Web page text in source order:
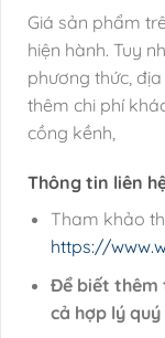
Giá sản phẩm
hiện hành. Tuy
phương thức,
thêm chi phí
cồng kềnh,
Thông tin liên
Tham khảo
https://
Để biết thêm
cả hợp lý